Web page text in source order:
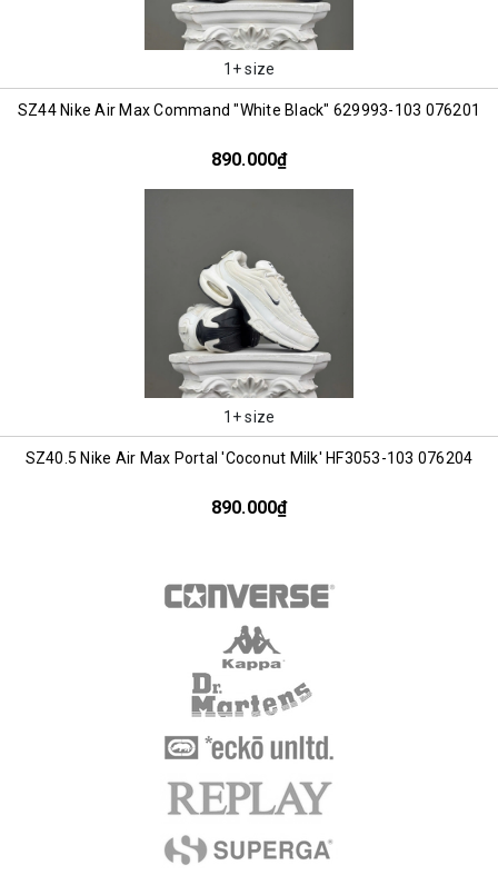
1+ size
SZ44 Nike Air Max Command "White Black" 629993-103 076201
890.000₫
1+ size
SZ40.5 Nike Air Max Portal 'Coconut Milk' HF3053-103 076204
890.000₫